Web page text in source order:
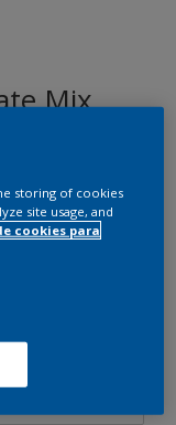
Mix
Cambiar de color
storing of cookies
site usage, and
cookies para